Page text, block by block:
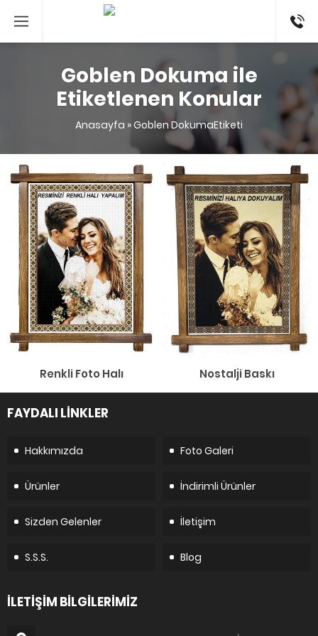
Goblen Dokuma ile
Etiketlenen Konular
Anasayfa »Goblen DokumaEtiketi
Renkli Foto Halı Nostalji Baskı
FAYDALI LİNKLER
Hakkımızda Foto Galeri
Ürünler İndirimli Ürünler
Sizden Gelenler İletişim
S.S.S. Blog
İLETİŞİM BİLGİLERİMİZ